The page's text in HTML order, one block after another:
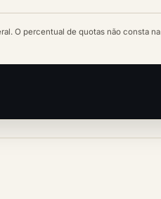
O percentual de quotas não consta